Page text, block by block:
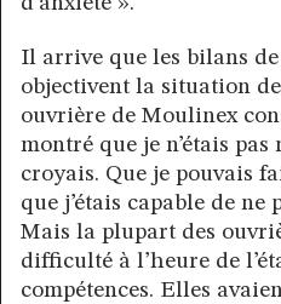
Il arrive que les bilans de
objectivent la situation
ouvrière de Moulinex
montré que je n’étais
croyais. Que je pouvais
que j’étais capable de
Mais la plupart des
difficulté à l’heure de
compétences. Elles